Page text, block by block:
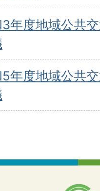
年度地域公共
年度地域公共